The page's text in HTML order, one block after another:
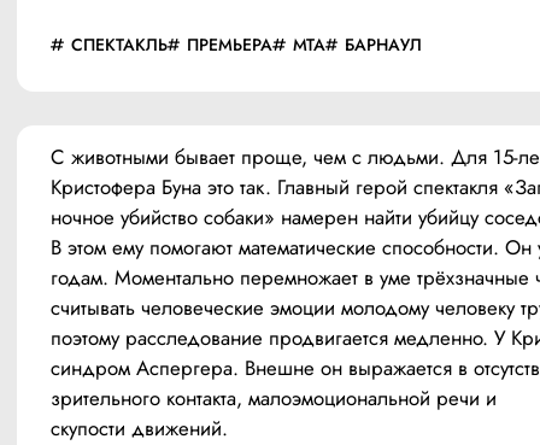
СПЕКТАКЛЬ ПРЕМЬЕРА МТА БАРНАУЛ
С животными бывает проще, чем с людьми. Для 15-
Кристофера Буна это так. Главный герой спектакля
ночное убийство собаки» намерен найти убийцу
В этом ему помогают математические способности.
годам. Моментально перемножает в уме трёхзначные
считывать человеческие эмоции молодому человеку
поэтому расследование продвигается медленно. У
синдром Аспергера. Внешне он выражается в
зрительного контакта, малоэмоциональной речи и
скупости движений.